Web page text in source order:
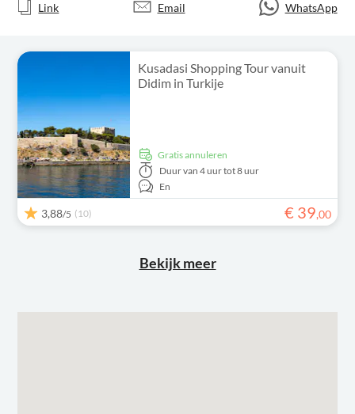
Link Email WhatsApp
Kusadasi Shopping Tour vanuit
Didim in Turkije
Gratis annuleren
Duurvan 4 uur tot 8 uur
En
3,88/5 (10) € 39,00
Bekijk meer